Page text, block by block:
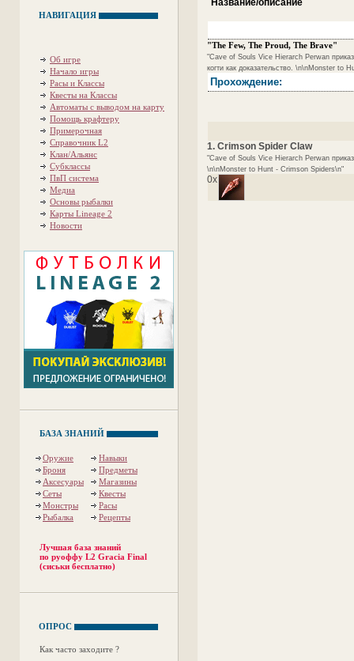
НАВИГАЦИЯ
Об игре
Начало игры
Расы и Классы
Квесты на Классы
Автоматы с выводом на карту
Помощь крафтеру
Примерочная
Справочник L2
Клан/Альянс
Субклассы
ПвП система
Медиа
Основы рыбалки
Карты Lineage 2
Новости
БАЗА ЗНАНИЙ
Оружие
Навыки
Броня
Предметы
Аксесуары
Магазины
Сеты
Квесты
Монстры
Расы
Рыбалка
Рецепты
Лучшая база знаний
по руоффу L2 Gracia Final
(сиськи бесплатно)
ОПРОС
Как часто заходите ?
Название/описание
"The Few, The Proud, The Brave"
"Cave of Souls Vice Hierarch Perwan
когти как доказательство. \n\nMonster to
Прохождение:
1. Crimson Spider Claw
"Cave of Souls Vice Hierarch Perwan
\n\nMonster to Hunt - Crimson Spiders\n"
0x